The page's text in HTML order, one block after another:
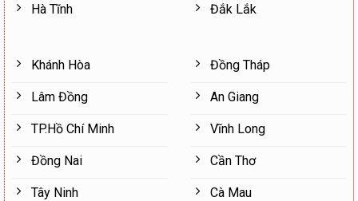
Hà Tĩnh Đắk Lắk
Khánh Hòa
Lâm Đồng
TP.Hồ Chí Minh
Đồng Nai
Tây Ninh
Đồng Tháp
An Giang
Vĩnh Long
Cần Thơ
Cà Mau